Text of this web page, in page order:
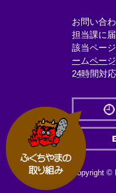
お問い合
担当課に届
該当ペー
ームペー
24時間対
外
部
リ
Copyright